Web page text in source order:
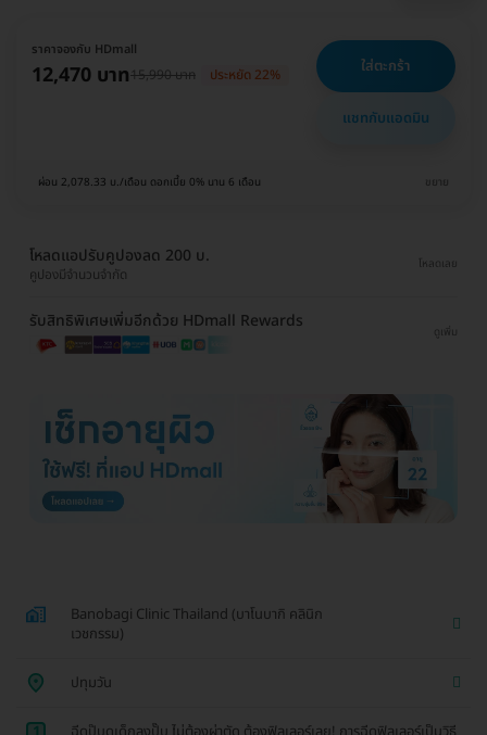
ราคาจองกับ HDmall
12,470 บาท15,990 บาท ประหยัด 22% ใส่ตะกร้า
แชทกับแอดมิน
ผ่อน 2,078.33 บ./เดือน ดอกเบี้ย 0% นาน 6 เดือน ขยาย
โหลดแอปรับคูปองลด 200 บ.
คูปองมีจำนวนจำกัด
โหลดเลย
รับสิทธิพิเศษเพิ่มอีกด้วย HDmall Rewards
ดูเพิ่ม
Banobagi Clinic Thailand (บาโนบากิ คลินิก
เวชกรรม)
ปทุมวัน